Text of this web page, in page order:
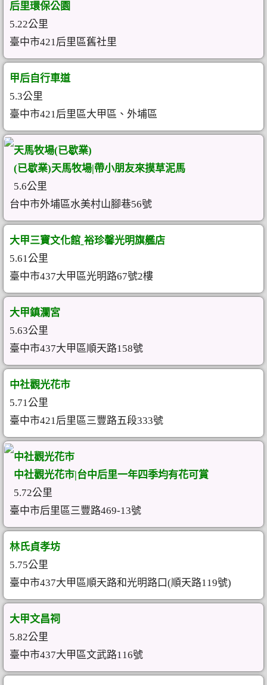
后里環保公園
5.22公里
臺中市421后里區舊社里
甲后自行車道
5.3公里
臺中市421后里區大甲區、外埔區
天馬牧場(已歇業)
(已歇業)天馬牧場|帶小朋友來摸草泥馬
5.6公里
台中市外埔區水美村山腳巷56號
大甲三寶文化館ˍ裕珍馨光明旗艦店
5.61公里
臺中市437大甲區光明路67號2樓
大甲鎮瀾宮
5.63公里
臺中市437大甲區順天路158號
中社觀光花市
5.71公里
臺中市421后里區三豐路五段333號
中社觀光花市
中社觀光花市|台中后里一年四季均有花可賞
5.72公里
臺中市后里區三豐路469-13號
林氏貞孝坊
5.75公里
臺中市437大甲區順天路和光明路口(順天路119號)
大甲文昌祠
5.82公里
臺中市437大甲區文武路116號